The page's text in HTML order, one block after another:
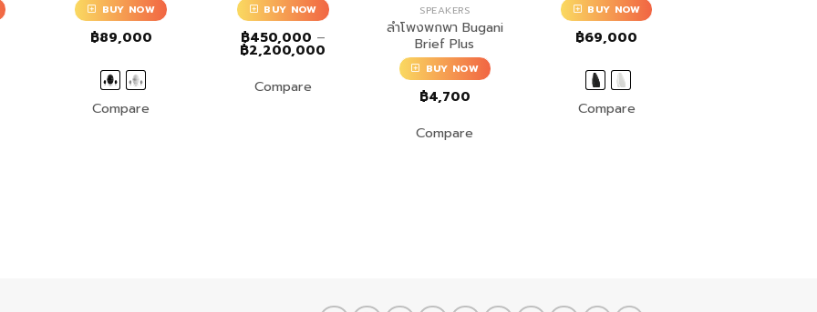
BUY NOW
฿89,000
Compare
BUY NOW
฿450,000 –
฿2,200,000
Compare
SPEAKERS
ลำโพงพกพา Bugani
Brief Plus
BUY NOW
฿4,700
Compare
BUY NOW
฿69,000
Compare